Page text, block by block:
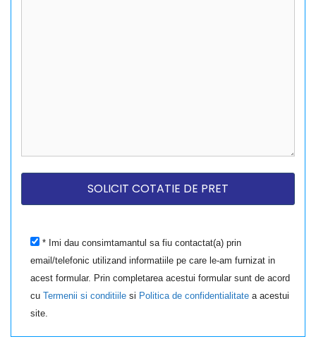
* Imi dau consimtamantul sa fiu contactat(a) prin
email/telefonic utilizand informatiile pe care le-am furnizat in
acest formular. Prin completarea acestui formular sunt de acord
cuTermenii si conditiile si Politica de confidentialitate a acestui
site.